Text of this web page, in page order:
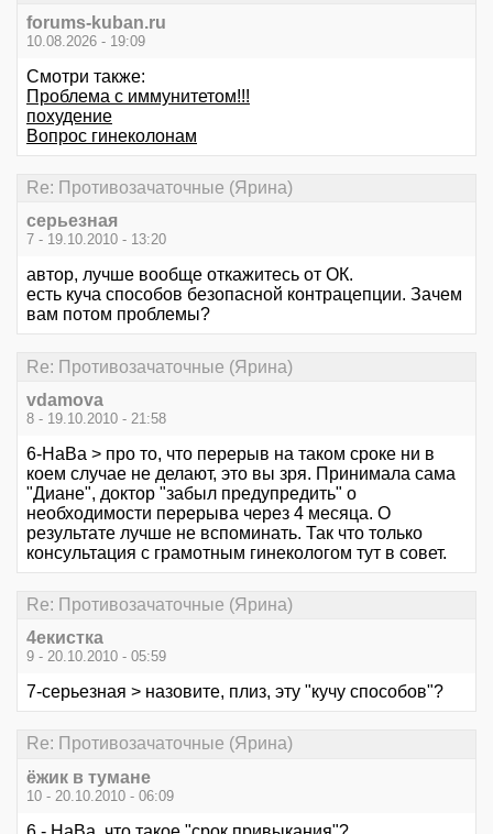
forums-kuban.ru
10.08.2026 - 19:09
Смотри также:
Проблема с иммунитетом!!!
похудение
Вопрос гинеколонам
Re: Противозачаточные (Ярина)
серьезная
7 - 19.10.2010 - 13:20
автор, лучше вообще откажитесь от ОК.
есть куча способов безопасной контрацепции. Зачем
вам потом проблемы?
Re: Противозачаточные (Ярина)
vdamova
8 - 19.10.2010 - 21:58
6-НаВа > про то, что перерыв на таком сроке ни в
коем случае не делают, это вы зря. Принимала сама
"Диане", доктор "забыл предупредить" о
необходимости перерыва через 4 месяца. О
результате лучше не вспоминать. Так что только
консультация с грамотным гинекологом тут в совет.
Re: Противозачаточные (Ярина)
4екистка
9 - 20.10.2010 - 05:59
7-серьезная > назовите, плиз, эту "кучу способов"?
Re: Противозачаточные (Ярина)
ёжик в тумане
10 - 20.10.2010 - 06:09